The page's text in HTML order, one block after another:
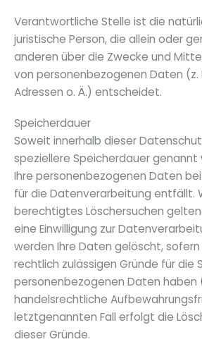
Verantwortliche Stelle ist die
juristische Person, die allein oder
anderen über die Zwecke und
von personenbezogenen Daten (z.
Adressen o. Ä.) entscheidet.
Speicherdauer
Soweit innerhalb dieser
speziellere Speicherdauer genannt
Ihre personenbezogenen Daten
für die Datenverarbeitung entfällt.
berechtigtes Löschersuchen
eine Einwilligung zur
werden Ihre Daten gelöscht,
rechtlich zulässigen Gründe für die
personenbezogenen Daten haben
handelsrechtliche
letztgenannten Fall erfolgt die
dieser Gründe.